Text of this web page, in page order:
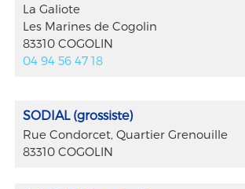
La Galiote
Les Marines de Cogolin
83310 COGOLIN
04 94 56 47 18
SODIAL (grossiste)
Rue Condorcet, Quartier Grenouille
83310 COGOLIN